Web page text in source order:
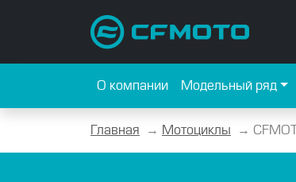
О компании Модельный ряд
Главная → Мотоциклы →